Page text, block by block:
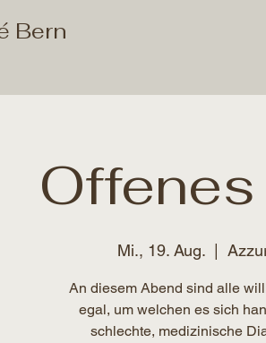
Bern
Mi., 19. Aug.
  |
An diesem Abend sind alle
egal, um welchen es sich
schlechte, medizinische